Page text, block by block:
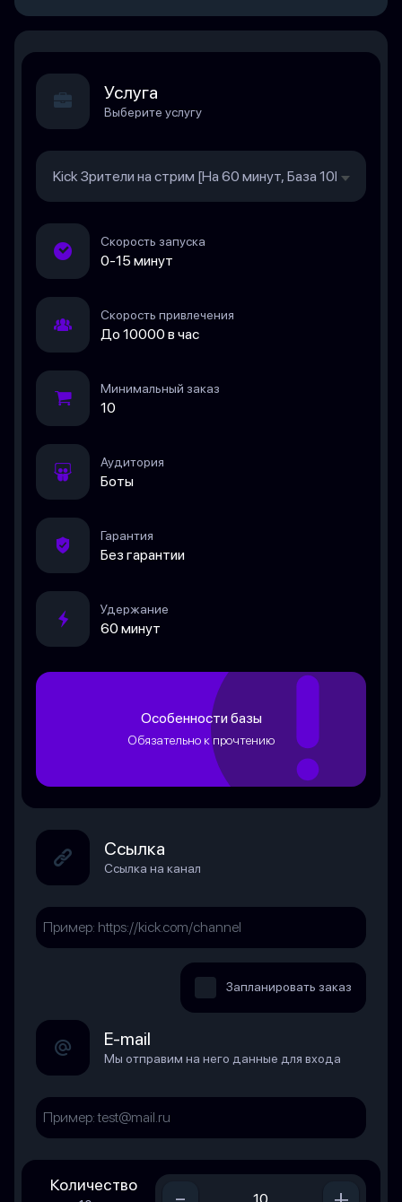
Услуга
Выберите услугу
Kick Зрители на стрим [На 60 минут, База 10К,
Скорость запуска
0-15 минут
Скорость привлечения
До 10000 в час
Минимальный заказ
10
Аудитория
Боты
Гарантия
Без гарантии
Удержание
60 минут
Особенности базы
Обязательно к прочтению
Ссылка
Ссылка на канал
Запланировать заказ
E-mail
Мы отправим на него данные для входа
Количество